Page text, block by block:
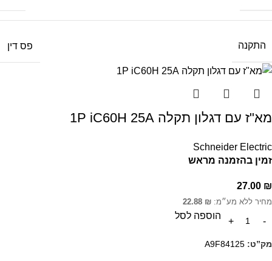
התקנה פס דין
מא"ז עם דגלון תקלה 1P iC60H 25A
Schneider Electric
זמין בהזמנה מראש
27.00 ₪
מחיר ללא מע״מ: 22.88 ₪
הוספה לסל
מק”ט: A9F84125